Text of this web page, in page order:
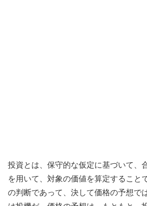
投資とは、保守的な仮定に基づいて、
を用いて、対象の価値を算定すること
の判断であって、決して価格の予想で